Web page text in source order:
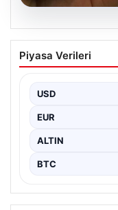
22 Mayıs
Analizi
hareketlilik
en…
Piyasa Verileri
USD
EUR
ALTIN
BTC